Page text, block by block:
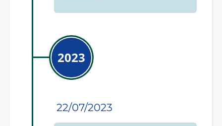
2023
22/07/2023